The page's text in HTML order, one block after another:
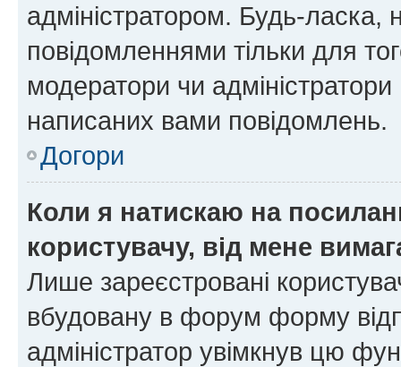
адміністратором. Будь-
повідомленнями тільки для
модератори чи
написаних вами повідомлень.
Догори
Коли я натискаю на
користувачу, від мене
Лише зареєстровані
вбудовану в форум форму
адміністратор увімкнув цю